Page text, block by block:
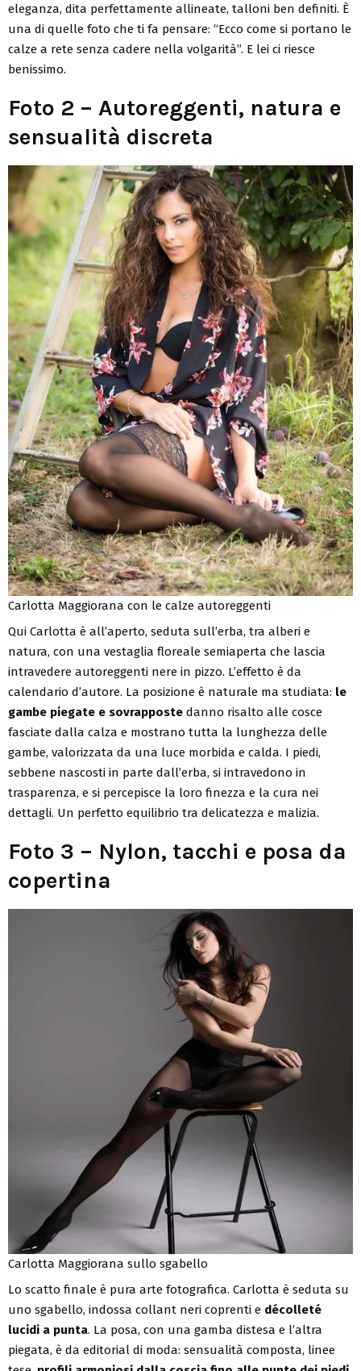
eleganza, dita perfettamente allineate, talloni ben definiti. È
una di quelle foto che ti fa pensare: “Ecco come si portano le
calze a rete senza cadere nella volgarità”. E lei ci riesce
benissimo.
Foto 2 – Autoreggenti, natura e
sensualità discreta
Carlotta Maggiorana con le calze autoreggenti
Qui Carlotta è all’aperto, seduta sull’erba, tra alberi e
natura, con una vestaglia floreale semiaperta che lascia
intravedere autoreggenti nere in pizzo. L’effetto è da
calendario d’autore. La posizione è naturale ma studiata: le
gambe piegate e sovrapposte danno risalto alle cosce
fasciate dalla calza e mostrano tutta la lunghezza delle
gambe, valorizzata da una luce morbida e calda. I piedi,
sebbene nascosti in parte dall’erba, si intravedono in
trasparenza, e si percepisce la loro finezza e la cura nei
dettagli. Un perfetto equilibrio tra delicatezza e malizia.
Foto 3 – Nylon, tacchi e posa da
copertina
Carlotta Maggiorana sullo sgabello
Lo scatto finale è pura arte fotografica. Carlotta è seduta su
uno sgabello, indossa collant neri coprenti e décolleté
lucidi a punta. La posa, con una gamba distesa e l’altra
piegata, è da editorial di moda: sensualità composta, linee